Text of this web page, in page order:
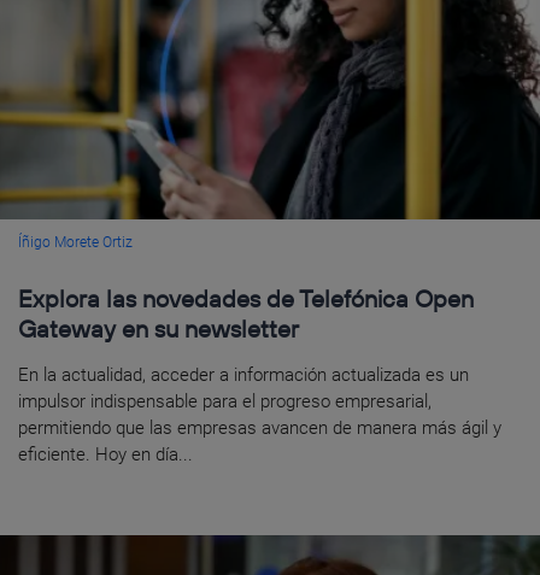
Íñigo Morete Ortiz
Explora las novedades de Telefónica Open
Gateway en su newsletter
En la actualidad, acceder a información actualizada es un
impulsor indispensable para el progreso empresarial,
permitiendo que las empresas avancen de manera más ágil y
eficiente. Hoy en día...